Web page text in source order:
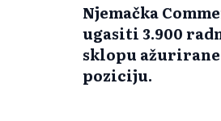
​Njemačka
ugasiti 3.900
sklopu
poziciju.